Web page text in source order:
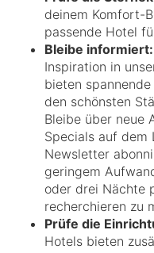
deinem Komfort-
passende Hotel
Bleibe informiert:
Inspiration in
bieten
den schönsten
Bleibe über neue
Specials auf dem
Newsletter
geringem
oder drei Nächte
recherchieren zu
Prüfe die
Hotels bieten